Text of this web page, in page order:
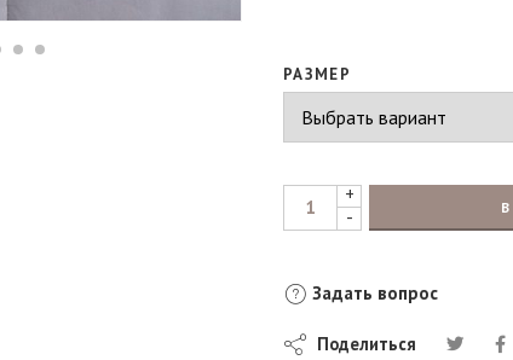
РАЗМЕР
+
-
Задать вопрос
Поделиться